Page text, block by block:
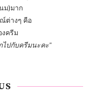
ม)มาก
ต่างๆ คือ
ครีม
ไปกับครีมนะคะ"